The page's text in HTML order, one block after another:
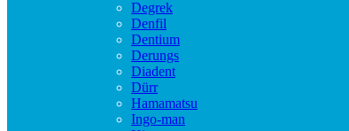
Degrek
Denfil
Dentium
Derungs
Diadent
Dürr
Hamamatsu
Ingo-man